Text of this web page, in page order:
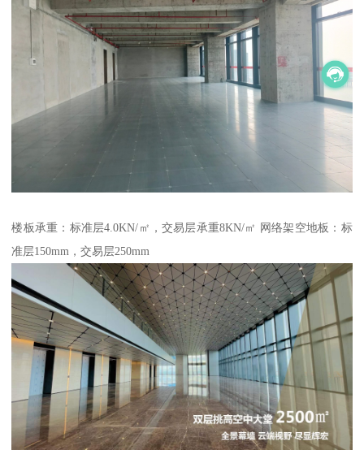
楼板承重：标准层4.0KN/㎡，交易层承重8KN/㎡ 网络架空地板：标
准层150mm，交易层250mm